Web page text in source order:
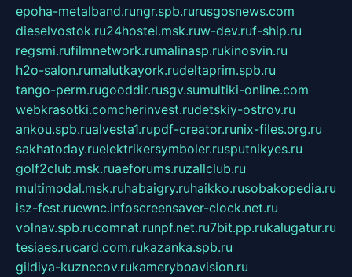
epoha-metalband.rungr.spb.rurusgosnews.com
dieselvostok.ru24hostel.msk.ruw-dev.ruf-ship.ru
regsmi.rufilmnetwork.rumalinasp.rukinosvin.ru
h2o-salon.rumalutkayork.rudeltaprim.spb.ru
tango-perm.rugooddir.rusgv.sumultiki-online.com
webkrasotki.comcherinvest.rudetskiy-ostrov.ru
ankou.spb.rualvesta1.rupdf-creator.runix-files.org.ru
sakhatoday.ruelektrikersymboler.rusputnikyes.ru
golf2club.msk.ruaeforums.ruzallclub.ru
multimodal.msk.ruhabaigry.ruhaikko.rusobakopedia.ru
isz-fest.ruewnc.infoscreensaver-clock.net.ru
volnav.spb.rucomnat.runpf.net.ru7bit.pp.rukalugatur.ru
tesiaes.rucard.com.rukazanka.spb.ru
gildiya-kuznecov.rukameryboavision.ru